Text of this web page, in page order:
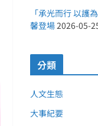
「承光而行 以
馨登場2026-05-
分類
人文生態
大事紀要